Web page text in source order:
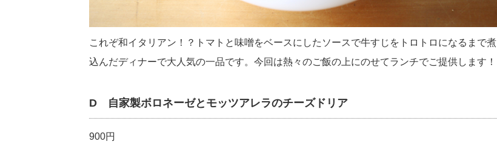
これぞ和イタリアン！？トマトと味噌をベースにしたソースで牛すじをトロトロになるまで煮
込んだディナーで大人気の一品です。今回は熱々のご飯の上にのせてランチでご提供します！
D 自家製ボロネーゼとモッツアレラのチーズドリア
900円